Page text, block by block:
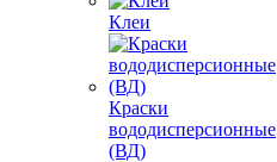
Клеи
Краски
вододисперсионные
(ВД)